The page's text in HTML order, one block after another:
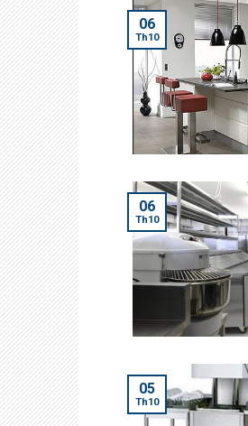
06
Th10
06
Th10
05
Th10